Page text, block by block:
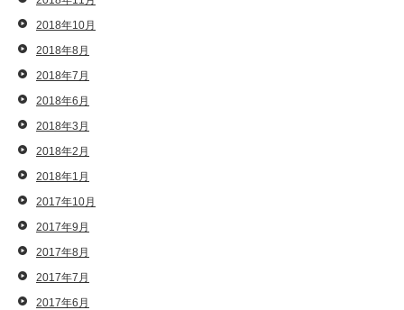
2018年10月
2018年8月
2018年7月
2018年6月
2018年3月
2018年2月
2018年1月
2017年10月
2017年9月
2017年8月
2017年7月
2017年6月